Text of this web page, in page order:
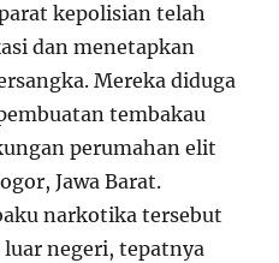
kepolisian telah
dan menetapkan
Mereka diduga
tembakau
perumahan elit
Jawa Barat.
narkotika tersebut
negeri, tepatnya